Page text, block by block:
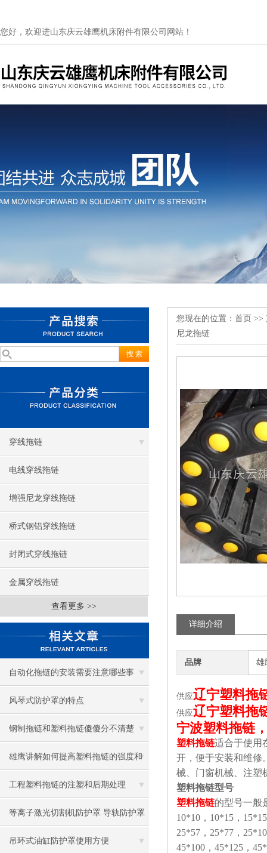
您好，欢迎进山东庆云雄鹰机床附件有限公司网站！
穿线拖链
电线穿线拖链
增强尼龙穿线拖链
桥式钢铝穿线拖链
封闭式穿线拖链
金属穿线拖链
查看更多 >>
自动化拖链的安装需要注意哪些事
项？
风琴式防护罩的特点
钢制拖链和塑料拖链傻傻分不清楚
雄鹰讲解如何提高塑料拖链的强度和
耐磨程度
工程塑料拖链的注塑和后期处理
等离子激光切割机防护罩 导轨防护罩
滑道风琴保护罩
吊环式油缸防护罩使用方便
您现在的位置： 首页 >>
尼龙拖链
详细介绍
品牌 雄
供应辽宁塑料拖
供应辽宁塑料拖
宁波塑料拖链
塑料拖链适合于使用
开，便于安装和维修
械、门窗机械、注塑
塑料拖链型号
塑料拖链的型号一般
10*10，10*15，
25*57，25*77，
45*100，45*125，